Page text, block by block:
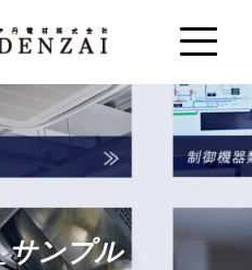
サンプル